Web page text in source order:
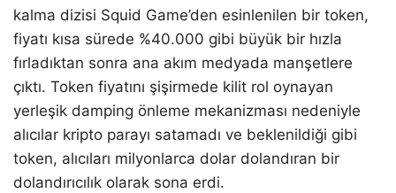
kalma dizisi Squid Game’den esinlenilen bir token,
fiyatı kısa sürede %40.000 gibi büyük bir hızla
fırladıktan sonra ana akım medyada manşetlere
çıktı. Token fiyatını şişirmede kilit rol oynayan
yerleşik damping önleme mekanizması nedeniyle
alıcılar kripto parayı satamadı ve beklenildiği gibi
token, alıcıları milyonlarca dolar dolandıran bir
dolandırıcılık olarak sona erdi.